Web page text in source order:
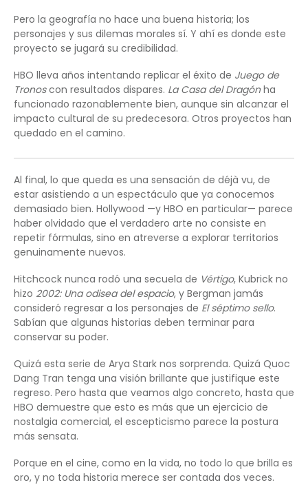
Pero la geografía no hace una buena historia; los
personajes y sus dilemas morales sí. Y ahí es donde este
proyecto se jugará su credibilidad.
HBO lleva años intentando replicar el éxito de Juego de
Tronoscon resultados dispares. La Casa del Dragónha
funcionado razonablemente bien, aunque sin alcanzar el
impacto cultural de su predecesora. Otros proyectos han
quedado en el camino.
Al final, lo que queda es una sensación de déjà vu, de
estar asistiendo a un espectáculo que ya conocemos
demasiado bien. Hollywood —y HBO en particular— parece
haber olvidado que el verdadero arte no consiste en
repetir fórmulas, sino en atreverse a explorar territorios
genuinamente nuevos.
Hitchcock nunca rodó una secuela de Vértigo, Kubrick no
hizo 2002: Una odisea del espacio, y Bergman jamás
consideró regresar a los personajes de El séptimo sello.
Sabían que algunas historias deben terminar para
conservar su poder.
Quizá esta serie de Arya Stark nos sorprenda. Quizá Quoc
Dang Tran tenga una visión brillante que justifique este
regreso. Pero hasta que veamos algo concreto, hasta que
HBO demuestre que esto es más que un ejercicio de
nostalgia comercial, el escepticismo parece la postura
más sensata.
Porque en el cine, como en la vida, no todo lo que brilla es
oro, y no toda historia merece ser contada dos veces.